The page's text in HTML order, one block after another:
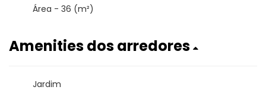
Área - 36 (m²)
Amenities dos arredores
Jardim